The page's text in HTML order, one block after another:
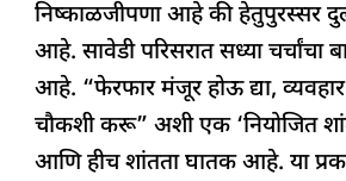
निष्काळजीपणा आहे की हेतुपुरस्सर
आहे. सावेडी परिसरात सध्या चर्चांचा
आहे. “फेरफार मंजूर होऊ द्या, व्यवहार
चौकशी करू” अशी एक ‘नियोजित
आणि हीच शांतता घातक आहे. या